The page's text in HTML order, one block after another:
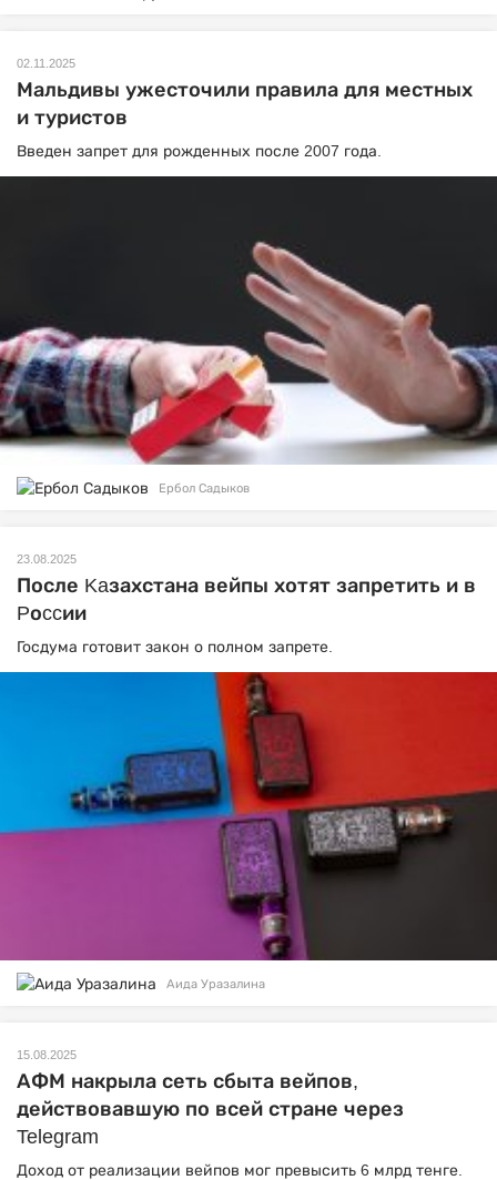
02.11.2025
Мальдивы ужесточили правила для местных
и туристов
Введен запрет для рожденных после 2007 года.
Ербол Садыков
23.08.2025
После Kaзахстана вейпы хотят запретить и в
Pоccии
Госдума готовит закон о полном запрете.
Аида Уразалина
15.08.2025
АФМ накрыла сеть сбыта вейпов,
действовавшую по всей стране через
Telegram
Доход от реализации вейпов мог превысить 6 млрд тенге.